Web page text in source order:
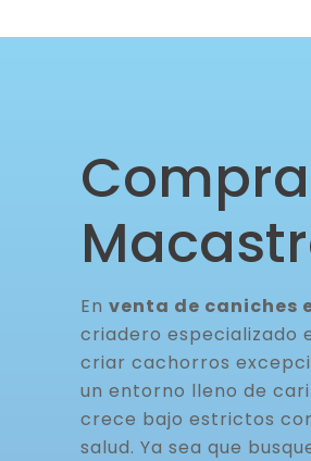
En venta de caniches
criadero especializado
criar cachorros
un entorno lleno de
crece bajo estrictos
salud. Ya sea que